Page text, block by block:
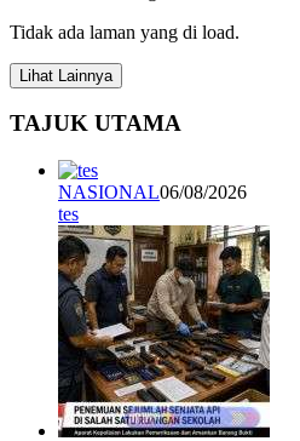
Tidak ada laman yang di load.
Lihat Lainnya
TAJUK UTAMA
NASIONAL06/08/2026
tes